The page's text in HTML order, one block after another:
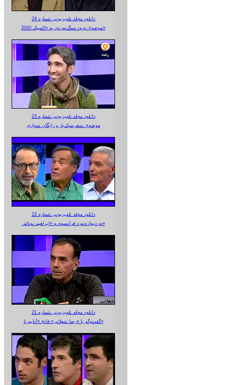
دانلود مجله تلویزیونی شماره 24
موضوع: ورود سنگ‌نوردی به «المپیک 2020»
دانلود مجله تلویزیونی شماره 23
موضوع: سفرسبک‌بار و رایگان سواری
دانلود مجله تلویزیونی شماره 22
دو دیواره‌نورد فرانسوی و «ابراهیم نوتاش»
دانلود مجله تلویزیونی شماره 21
گفت‌وگو با «رضا شهلائی» فاتح «آناپورنا»